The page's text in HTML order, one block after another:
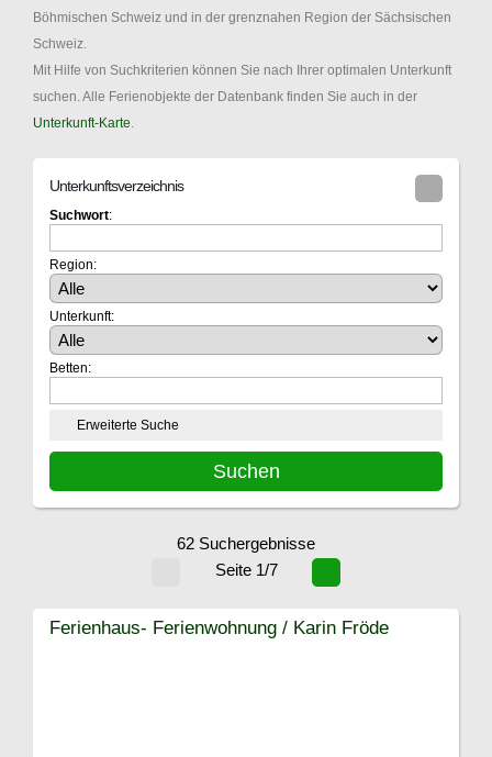
Böhmischen Schweiz und in der grenznahen Region der Sächsischen
Schweiz.
Mit Hilfe von Suchkriterien können Sie nach Ihrer optimalen Unterkunft
suchen. Alle Ferienobjekte der Datenbank finden Sie auch in der
Unterkunft-Karte
Unterkunftsverzeichnis
Suchwort:
Region:
Unterkunft:
Betten:
Erweiterte Suche
62 Suchergebnisse
Seite 1/7
Ferienhaus- Ferienwohnung / Karin Fröde